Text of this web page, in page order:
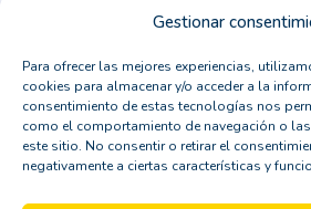
Gestionar
Para ofrecer las mejores experiencias,
cookies para almacenar y/o acceder a la
consentimiento de estas tecnologías nos
como el comportamiento de navegación o
este sitio. No consentir o retirar el
negativamente a ciertas características y
colaboración
Colaboración
como integrar un ERP
computación en la nube
consejos para la
consultor CRM
consultoría
Legal
Política de privacidad
Política de cookies
Aviso Legal
Política de seguridad